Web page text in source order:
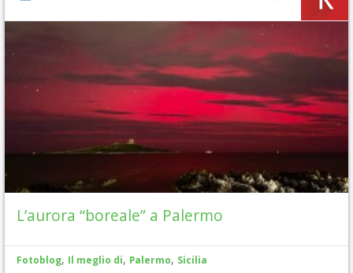
L’aurora “boreale” a Palermo
Fotoblog, Il meglio di, Palermo, Sicilia